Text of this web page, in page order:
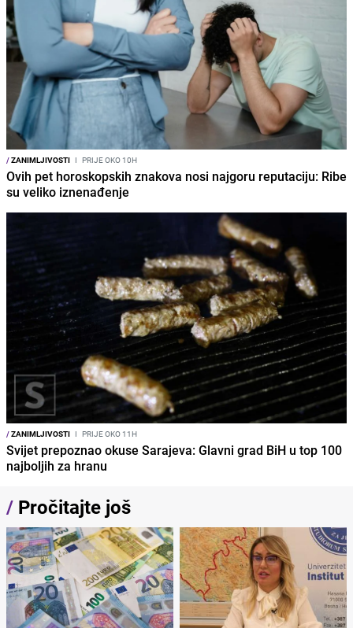
/ZANIMLJIVOSTI I PRIJE OKO 10H
Ovih pet horoskopskih znakova nosi najgoru reputaciju: Ribe
su veliko iznenađenje
/ZANIMLJIVOSTI I PRIJE OKO 11H
Svijet prepoznao okuse Sarajeva: Glavni grad BiH u top 100
najboljih za hranu
/ Pročitajte još